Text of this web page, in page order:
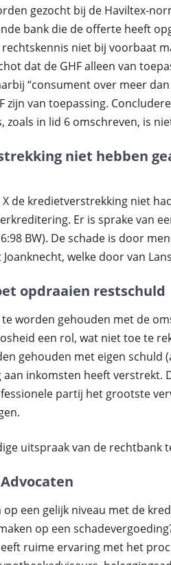
gezocht bij de Haviltex-
bank die de offerte heeft
niet bij voorbaat
dat de GHF alleen van
“consument over meer
zijn van toepassing.
zoals in lid 6 omschreven, is
niet hebben
de kredietverstrekking niet
Er is sprake van
BW). De schade is door
welke door van
opdraaien restschuld
worden gehouden met de
een rol, wat niet toe te
gehouden met eigen schuld
inkomsten heeft verstrekt.
partij het grootste
uitspraak van de rechtbank
een gelijk niveau met de
op een
ruime ervaring met het